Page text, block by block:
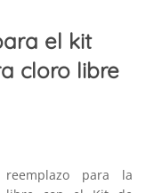
el kit
cloro libre
reemplazo para la